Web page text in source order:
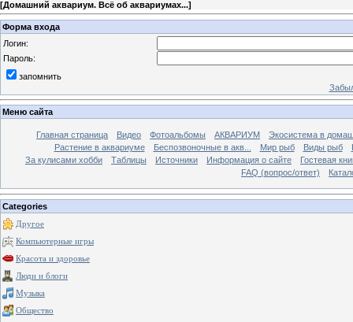
[Домашний аквариум. Всё об аквариумах...]
Форма входа
Логин:
Пароль:
запомнить
Меню сайта
Главная страница Видео Фотоальбомы АКВАРИУМ
Экосистема в
Растение в аквариуме
Беспозвоночные в акв... Мир рыб Виды рыб
За кулисами хобби
Таблицы Источники Информация о сайте
Гостевая
FAQ (вопрос/ответ)
Categories
Другое
Компьютерные игры
Красота и здоровье
Люди и блоги
Музыка
Общество